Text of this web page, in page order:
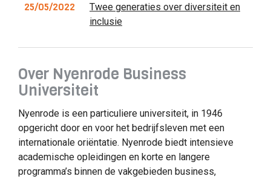
25/05/2022
Twee generaties over diversiteit en
inclusie
Over Nyenrode Business
Universiteit
Nyenrode is een particuliere universiteit, in 1946
opgericht door en voor het bedrijfsleven met een
internationale oriëntatie. Nyenrode biedt intensieve
academische opleidingen en korte en langere
programma’s binnen de vakgebieden business,